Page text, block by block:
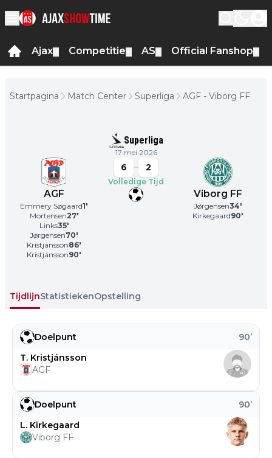
Ajax Competitie AS Official Fanshop
Startpagina Match Center Superliga AGF - Viborg FF
Superliga
17 mei 2026
AGF
Emmery Søgaard1'
Mortensen27'
Links35'
Jørgensen70'
Kristjánsson86'
Kristjánsson90'
6 2
Volledige Tijd
Viborg FF
Jørgensen34'
Kirkegaard90'
TijdlijnStatistiekenOpstelling
Doelpunt 90’
L. Kirkegaard
Viborg FF
Doelpunt 90’
T. Kristjánsson
AGF